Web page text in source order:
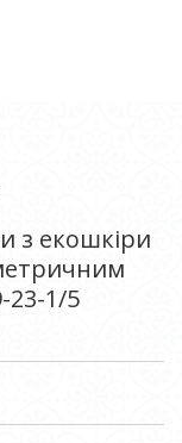
з екошкіри
23-1/5